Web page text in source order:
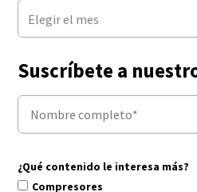
Elegir el mes
Suscríbete a
¿Qué contenido le interesa más?
Compresores